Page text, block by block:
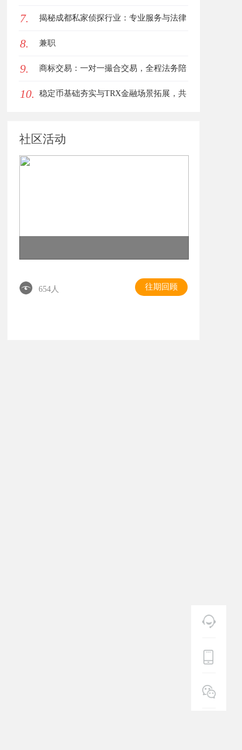
口
7. 揭秘成都私家侦探行业：专业服务与法律
边界详解
8. 兼职
9. 商标交易：一对一撮合交易，全程法务陪
同签约
10. 稳定币基础夯实与TRX金融场景拓展，共
社区活动
654人 往期回顾